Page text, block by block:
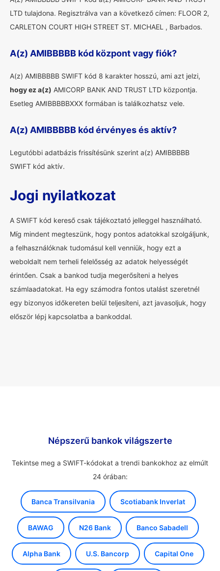
LTD tulajdona. Regisztrálva van a következő címen: FLOOR 2,
CARLETON COURT HIGH STREET ST. MICHAEL , Barbados.
A(z) AMIBBBBB kód központ vagy fiók?
A(z) AMIBBBBB SWIFT kód 8 karakter hosszú, ami azt jelzi,
hogy ez a(z) AMICORP BANK AND TRUST LTD központja.
Esetleg AMIBBBBBXXX formában is találkozhatsz vele.
A(z) AMIBBBBB kód érvényes és aktív?
Legutóbbi adatbázis frissítésünk szerint a(z) AMIBBBBB
SWIFT kód aktív.
Jogi nyilatkozat
A SWIFT kód kereső csak tájékoztató jelleggel használható.
Míg mindent megteszünk, hogy pontos adatokkal szolgáljunk,
a felhasználóknak tudomásul kell venniük, hogy ezt a
weboldalt nem terheli felelősség az adatok helyességét
érintően. Csak a bankod tudja megerősíteni a helyes
számlaadatokat. Ha egy számodra fontos utalást szeretnél
egy bizonyos időkereten belül teljesíteni, azt javasoljuk, hogy
először lépj kapcsolatba a bankoddal.
Népszerű bankok világszerte
Tekintse meg a SWIFT-kódokat a trendi bankokhoz az elmúlt
24 órában:
Banca Transilvania Scotiabank Inverlat
BAWAG N26 Bank Banco Sabadell
Alpha Bank U.S. Bancorp Capital One